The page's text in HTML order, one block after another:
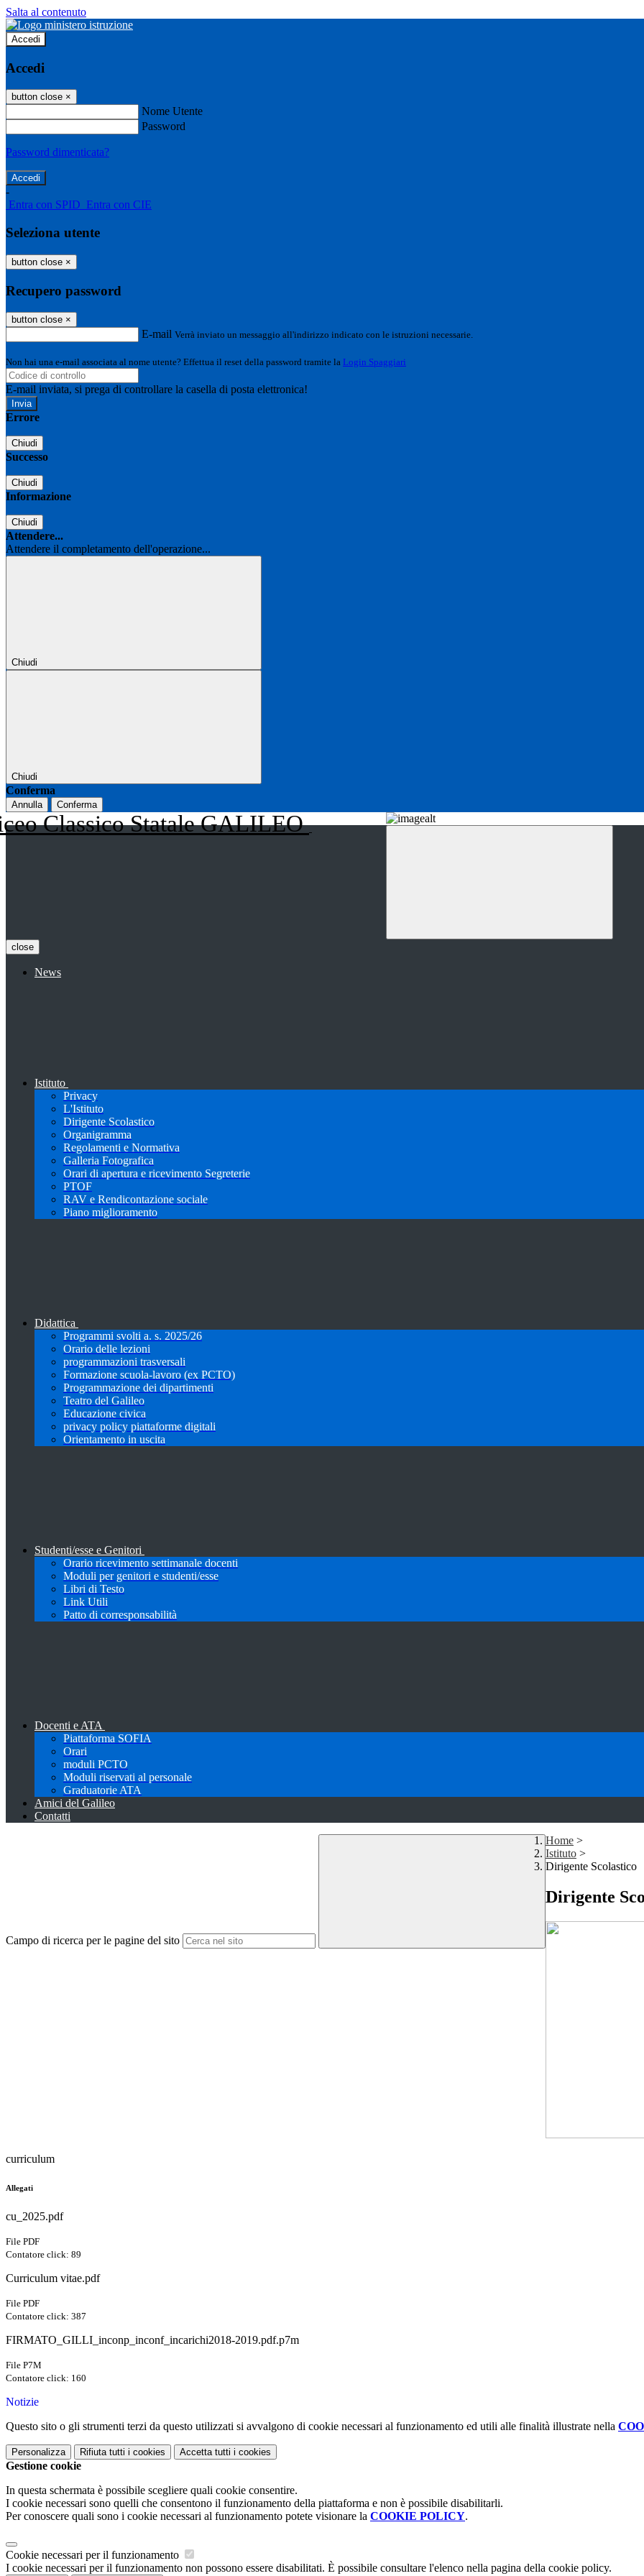
Salta al contenuto
Accedi
Accedi
button close ×
Nome Utente
Password
Password dimenticata?
-
Entra con SPID Entra con CIE
Seleziona utente
button close ×
Recupero password
button close ×
E-mail Verrà inviato un messaggio all'indirizzo indicato con le istruzioni necessarie.
Non hai una e-mail associata al nome utente? Effettua il reset della password tramite la Login Spaggiari
E-mail inviata, si prega di controllare la casella di posta elettronica!
Errore
Chiudi
Successo
Chiudi
Informazione
Chiudi
Attendere...
Attendere il completamento dell'operazione...
Chiudi
Chiudi
Conferma
Annulla Conferma
Classico Statale GALILEO
close
News
Istituto
Privacy
L'Istituto
Dirigente Scolastico
Organigramma
Regolamenti e Normativa
Galleria Fotografica
Orari di apertura e ricevimento Segreterie
PTOF
RAV e Rendicontazione sociale
Piano miglioramento
Didattica
Programmi svolti a. s. 2025/26
Orario delle lezioni
programmazioni trasversali
Formazione scuola-lavoro (ex PCTO)
Programmazione dei dipartimenti
Teatro del Galileo
Educazione civica
privacy policy piattaforme digitali
Orientamento in uscita
Studenti/esse e Genitori
Orario ricevimento settimanale docenti
Moduli per genitori e studenti/esse
Libri di Testo
Link Utili
Patto di corresponsabilità
Docenti e ATA
Piattaforma SOFIA
Orari
moduli PCTO
Moduli riservati al personale
Graduatorie ATA
Amici del Galileo
Contatti
Campo di ricerca per le pagine del sito
Home >
Istituto >
Dirigente Scolastico
Dirigente
curriculum
Allegati
cu_2025.pdf
File PDF
Contatore click: 89
Curriculum vitae.pdf
File PDF
Contatore click: 387
FIRMATO_GILLI_inconp_inconf_incarichi2018-2019.pdf.p7m
File P7M
Contatore click: 160
Notizie
Questo sito o gli strumenti terzi da questo utilizzati si avvalgono di cookie necessari al funzionamento ed utili alle finalità illustrate nella
Personalizza Rifiuta tutti i cookies Accetta tutti i cookies
Gestione cookie
In questa schermata è possibile scegliere quali cookie consentire.
I cookie necessari sono quelli che consentono il funzionamento della piattaforma e non è possibile disabilitarli.
Per conoscere quali sono i cookie necessari al funzionamento potete visionare la COOKIE POLICY.
Cookie necessari per il funzionamento
I cookie necessari per il funzionamento non possono essere disabilitati. È possibile consultare l'elenco nella pagina della cookie policy.